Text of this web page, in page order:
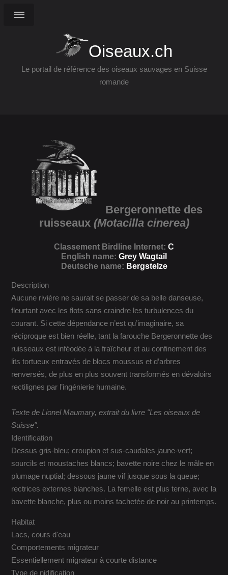
Oiseaux.ch
Le portail de référence des oiseaux sauvages en Suisse
romande
Bergeronnette des
ruisseaux (Motacilla cinerea)
Classement Birdline Internet: C
English name: Grey Wagtail
Deutsche name: Bergstelze
Description
Aucune rivière ne saurait se passer de sa belle danseuse,
fleurtant avec les flots sans craindre les turbulences du
courant. Si cette dépendance n’est qu’imaginaire, sa
réciproque est bien réelle, tant la farouche Bergeronnette des
ruisseaux est inféodée à la fraîcheur et au confinement des
lits tortueux entravés de blocs moussus et d’arbres
renversés, de plus en plus souvent transformés en dévaloirs
rectilignes par l’ingénierie humaine.
Texte de Lionel Maumary, extrait du livre "Les oiseaux de
Suisse".
Identification
Dessus gris-bleu; croupion et sus-caudales jaune-vert;
sourcils et moustaches blancs; bavette noire chez le mâle en
plumage nuptial; dessous jaune vif jusque sous la queue;
rectrices externes blanches. La femelle est plus terne, avec la
bavette blanche, plus ou moins tachetée de noir au printemps.
Habitat
Lacs, cours d'eau
Comportements migrateur
Essentiellement migrateur à courte distance
Type de nidification